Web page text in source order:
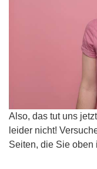
Also, das tut uns
leider nicht!
Seiten, die Sie oben